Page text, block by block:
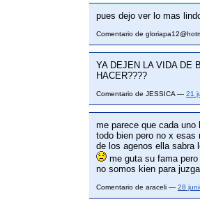
pues dejo ver lo mas
Comentario de
YA DEJEN LA VIDA DE
HACER????
Comentario de JESSICA — 21
me parece que cada
todo bien pero no x
de los agenos ella sabra
me guta su fama
no somos kien para
Comentario de araceli — 28